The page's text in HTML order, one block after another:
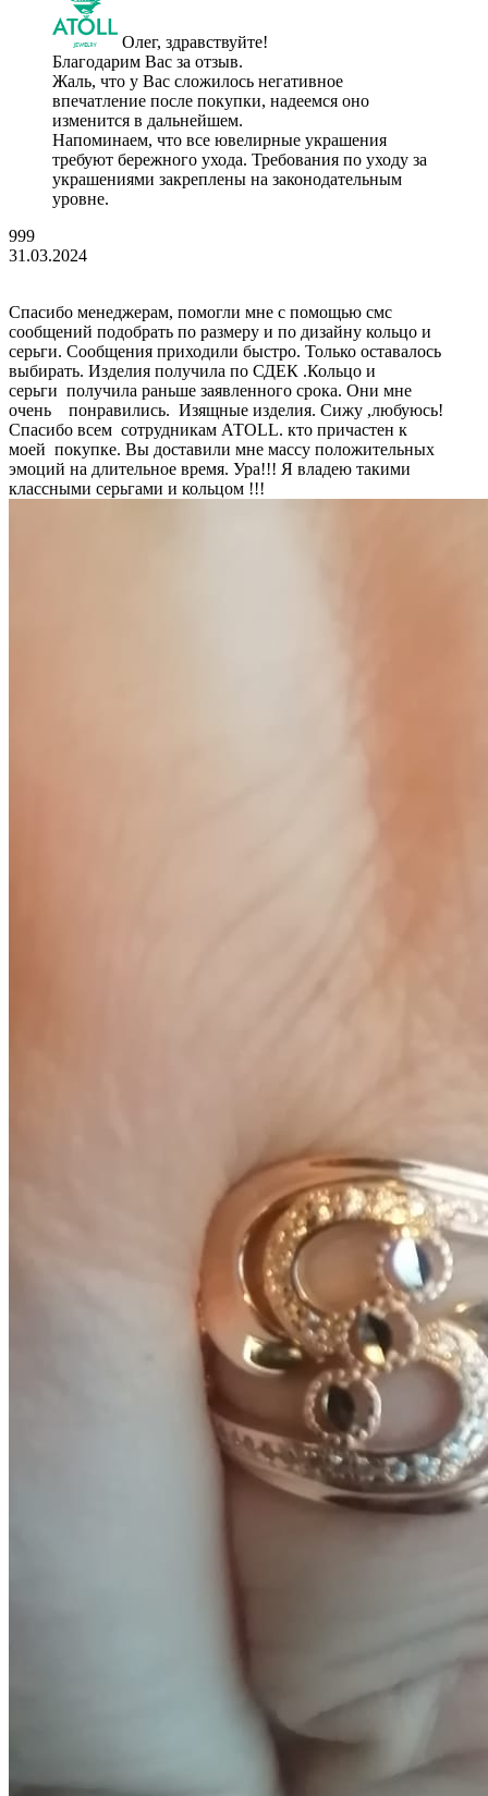
Олег, здравствуйте!
Благодарим Вас за отзыв.
Жаль, что у Вас сложилось негативное
впечатление после покупки, надеемся оно
изменится в дальнейшем.
Напоминаем, что все ювелирные украшения
требуют бережного ухода. Требования по уходу за
украшениями закреплены на законодательным
уровне.
999
31.03.2024
Спасибо менеджерам, помогли мне с помощью смс
сообщений подобрать по размеру и по дизайну кольцо и
серьги. Сообщения приходили быстро. Только оставалось
выбирать. Изделия получила по СДЕК .Кольцо и
серьги получила раньше заявленного срока. Они мне
очень понравились. Изящные изделия. Сижу ,любуюсь!
Спасибо всем сотрудникам АТОLL. кто причастен к
моей покупке. Вы доставили мне массу положительных
эмоций на длительное время. Ура!!! Я владею такими
классными серьгами и кольцом !!!